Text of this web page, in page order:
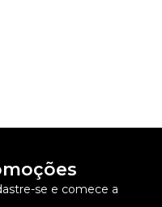
se e comece a